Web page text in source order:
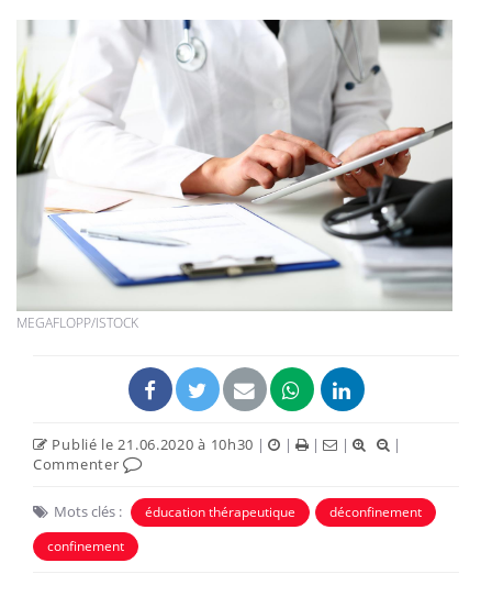
MEGAFLOPP/ISTOCK
Publié le 21.06.2020 à 10h30 | | | |
|
Commenter
Mots clés : éducation thérapeutique
déconfinement
confinement